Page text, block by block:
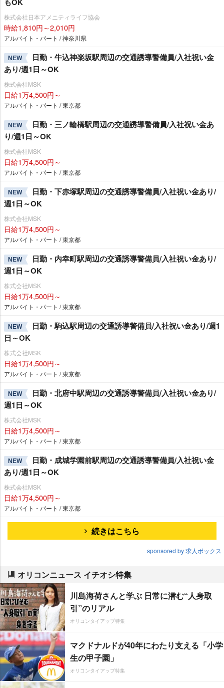
株式会社日本アメニティライフ協会
時給1,810円～2,010円
アルバイト・パート / 神奈川県
NEW
日勤・牛込神楽坂駅周辺の交通誘導警備員/入社祝い金
あり/週1日～OK
株式会社MSK
日給1万4,500円～
アルバイト・パート / 東京都
NEW
日勤・三ノ輪橋駅周辺の交通誘導警備員/入社祝い金あ
り/週1日～OK
株式会社MSK
日給1万4,500円～
アルバイト・パート / 東京都
NEW
日勤・下赤塚駅周辺の交通誘導警備員/入社祝い金あり/
週1日～OK
株式会社MSK
日給1万4,500円～
アルバイト・パート / 東京都
NEW
日勤・内幸町駅周辺の交通誘導警備員/入社祝い金あり/
週1日～OK
株式会社MSK
日給1万4,500円～
アルバイト・パート / 東京都
NEW
日勤・駒込駅周辺の交通誘導警備員/入社祝い金あり/週1
日～OK
株式会社MSK
日給1万4,500円～
アルバイト・パート / 東京都
NEW
日勤・北府中駅周辺の交通誘導警備員/入社祝い金あり/
週1日～OK
株式会社MSK
日給1万4,500円～
アルバイト・パート / 東京都
NEW
日勤・成城学園前駅周辺の交通誘導警備員/入社祝い金
あり/週1日～OK
株式会社MSK
日給1万4,500円～
アルバイト・パート / 東京都
続きはこちら
sponsored by 求人ボックス
オリコンニュース イチオシ特集
川島海荷さんと学ぶ 日常に潜む“人身取
引”のリアル
オリコンタイアップ特集
マクドナルドが40年にわたり支える「小学
生の甲子園」
オリコンタイアップ特集